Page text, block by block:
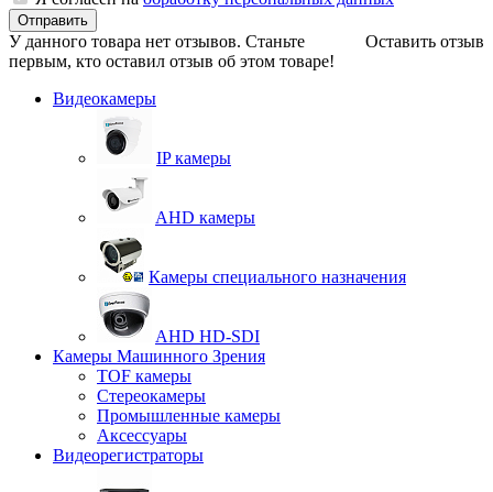
Отправить
Оставить отзыв
У данного товара нет отзывов. Станьте
первым, кто оставил отзыв об этом товаре!
Видеокамеры
IP камеры
AHD камеры
Камеры специального назначения
AHD HD-SDI
Камеры Машинного Зрения
TOF камеры
Стереокамеры
Промышленные камеры
Аксессуары
Видеорегистраторы